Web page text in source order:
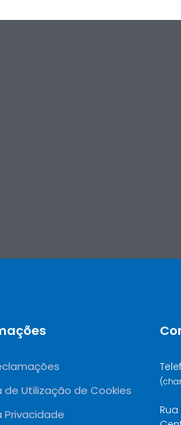
de Utilização de Cookies
Privacidade